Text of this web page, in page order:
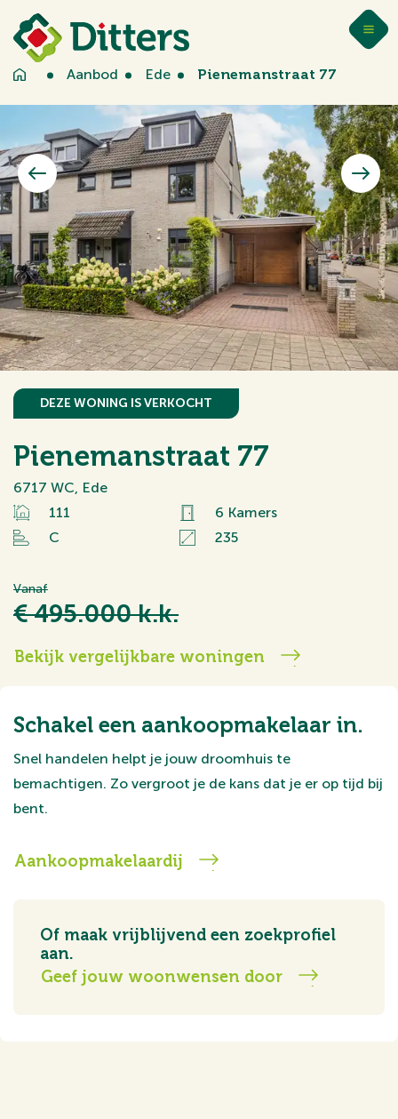
Aanbod Ede Pienemanstraat 77
DEZE WONING IS VERKOCHT
Pienemanstraat 77
6717 WC, Ede
111
6 Kamers
C
235
Vanaf
€ 495.000 k.k.
Bekijk vergelijkbare woningen
Schakel een aankoopmakelaar in.
Snel handelen helpt je jouw droomhuis te
bemachtigen. Zo vergroot je de kans dat je er op tijd bij
bent.
Aankoopmakelaardij
Of maak vrijblijvend een zoekprofiel
aan.
Geef jouw woonwensen door